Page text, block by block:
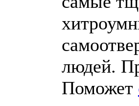
людей.
Поможет